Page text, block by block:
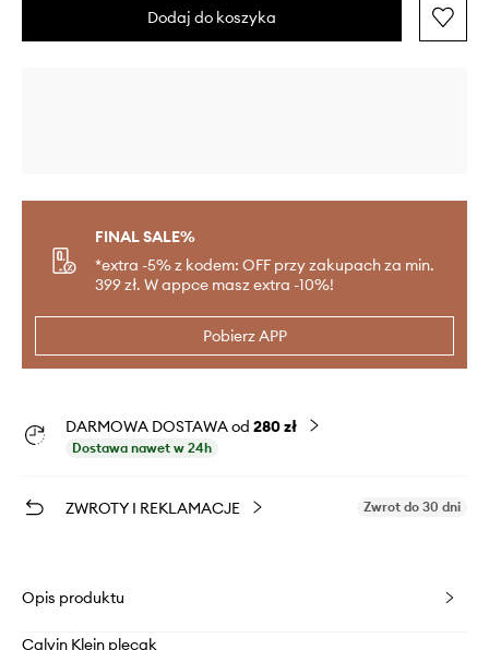
Dodaj do koszyka
FINAL SALE%
*extra -5% z kodem: OFF przy zakupach za min.
399 zł. W appce masz extra -10%!
Pobierz APP
DARMOWA DOSTAWA od 280 zł
Dostawa nawet w 24h
ZWROTY I REKLAMACJE Zwrot do 30 dni
Opis produktu
Calvin Klein plecak